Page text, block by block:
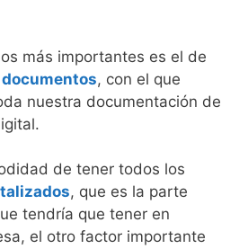
más importantes es el de
, con el que
nuestra documentación de
de tener todos los
, que es la parte
tendría que tener en
el otro factor importante